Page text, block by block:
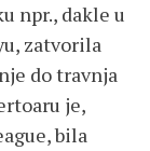
npr., dakle u
zatvorila
do travnja
je,
bila